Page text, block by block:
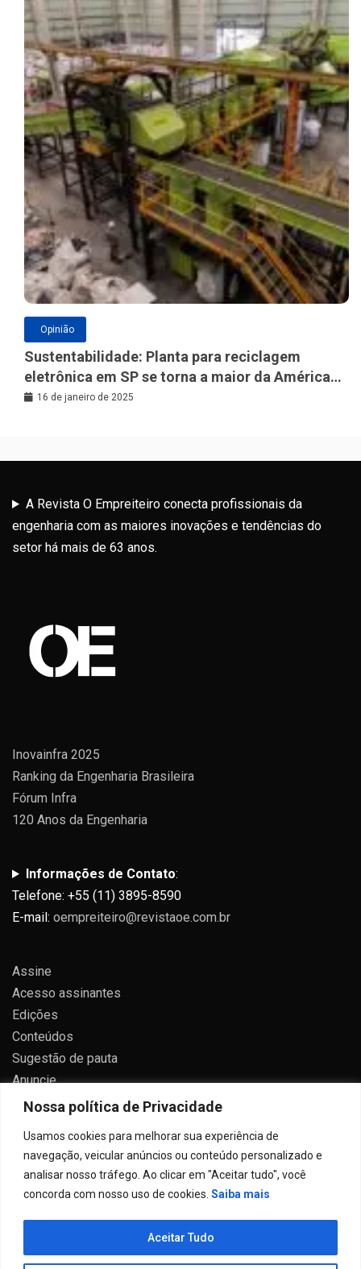
Nossa política de Privacidade
Usamos cookies para melhorar sua experiência de
navegação, veicular anúncios ou conteúdo personalizado e
analisar nosso tráfego. Ao clicar em "Aceitar tudo", você
concorda com nosso uso de cookies. Saiba mais
Aceitar Tudo
Opinião
Sustentabilidade: Planta para reciclagem
eletrônica em SP se torna a maior da América
Latina
16 de janeiro de 2025
A Revista O Empreiteiro conecta profissionais da
engenharia com as maiores inovações e tendências do
setor há mais de 63 anos.
Inovainfra 2025
Ranking da Engenharia Brasileira
Fórum Infra
120 Anos da Engenharia
Informações de Contato:
Telefone: +55 (11) 3895-8590
E-mail: oempreiteiro@revistaoe.com.br
Assine
Acesso assinantes
Edições
Conteúdos
Sugestão de pauta
Anuncie
Contato
Todos direitos reservados 2024.
Proudly powered by WordPress|Theme: Allure News